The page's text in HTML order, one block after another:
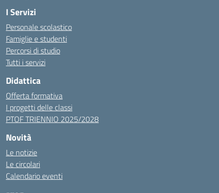
I Servizi
Personale scolastico
Famiglie e studenti
Percorsi di studio
Tutti i servizi
Didattica
Offerta formativa
I progetti delle classi
PTOF TRIENNIO 2025/2028
Novità
Le notizie
Le circolari
Calendario eventi